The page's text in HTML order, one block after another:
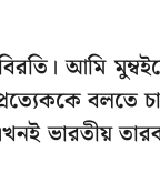
আমি
বলতে
ভারতীয়